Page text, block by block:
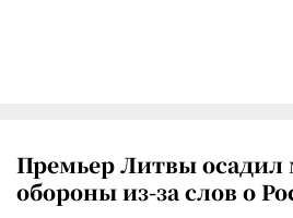
Премьер Литвы осадил
обороны из-за слов о